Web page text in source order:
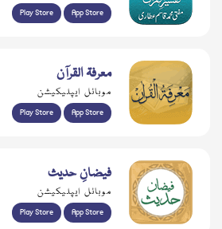
Play Store App Store
معرفۃ القرآن
موبائل ایپلیکیشن
Play Store App Store
فیضانِ حدیث
موبائل ایپلیکیشن
Play Store App Store